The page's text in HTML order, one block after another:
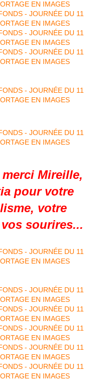
Mireille,
pour votre
votre
sourires...